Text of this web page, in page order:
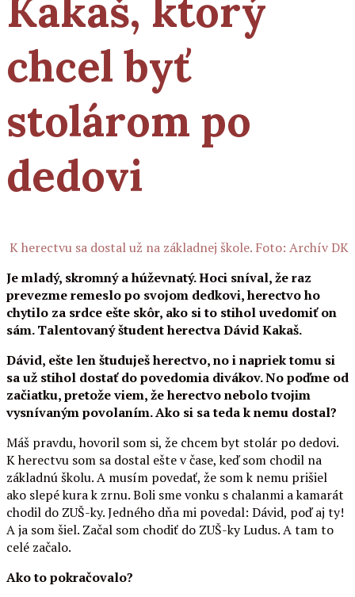
Kakaš, ktorý
chcel byť
stolárom po
dedovi
K herectvu sa dostal už na základnej škole. Foto: Archív DK
Je mladý, skromný a húževnatý. Hoci sníval, že raz
prevezme remeslo po svojom dedkovi, herectvo ho
chytilo za srdce ešte skôr, ako si to stihol uvedomiť on
sám. Talentovaný študent herectva Dávid Kakaš.
Dávid, ešte len študuješ herectvo, no i napriek tomu si
sa už stihol dostať do povedomia divákov. No poďme od
začiatku, pretože viem, že herectvo nebolo tvojim
vysnívaným povolaním. Ako si sa teda k nemu dostal?
Máš pravdu, hovoril som si, že chcem byt stolár po dedovi.
K herectvu som sa dostal ešte v čase, keď som chodil na
základnú školu. A musím povedať, že som k nemu prišiel
ako slepé kura k zrnu. Boli sme vonku s chalanmi a kamarát
chodil do ZUŠ-ky. Jedného dňa mi povedal: Dávid, poď aj ty!
A ja som šiel. Začal som chodiť do ZUŠ-ky Ludus. A tam to
celé začalo.
Ako to pokračovalo?